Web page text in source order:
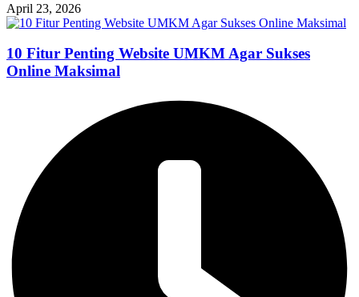
April 23, 2026
10 Fitur Penting Website UMKM Agar Sukses
Online Maksimal